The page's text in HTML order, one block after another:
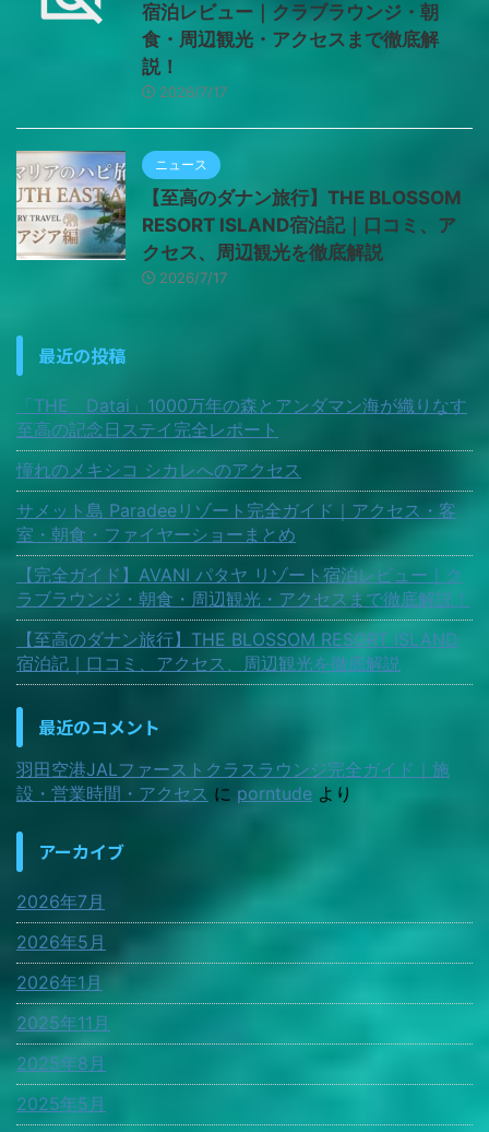
宿泊レビュー｜クラブラウンジ・朝
食・周辺観光・アクセスまで徹底解
説！
2026/7/17
ニュース
【至高のダナン旅行】THE BLOSSOM
RESORT ISLAND宿泊記｜口コミ、ア
クセス、周辺観光を徹底解説
2026/7/17
最近の投稿
「THE Datai」1000万年の森とアンダマン海が織りなす
至高の記念日ステイ完全レポート
憧れのメキシコ シカレへのアクセス
サメット島 Paradeeリゾート完全ガイド｜アクセス・客
室・朝食・ファイヤーショーまとめ
【完全ガイド】AVANI パタヤ リゾート宿泊レビュー｜ク
ラブラウンジ・朝食・周辺観光・アクセスまで徹底解説！
【至高のダナン旅行】THE BLOSSOM RESORT ISLAND
宿泊記｜口コミ、アクセス、周辺観光を徹底解説
最近のコメント
羽田空港JALファーストクラスラウンジ完全ガイド｜施
設・営業時間・アクセス に porntude より
アーカイブ
2026年7月
2026年5月
2026年1月
2025年11月
2025年8月
2025年5月